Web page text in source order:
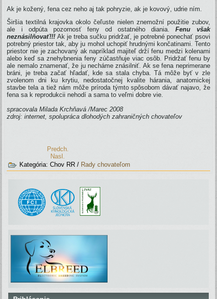
Ak je kožený, fena cez neho aj tak pohryzie, ak je kovový, udrie ním.
Širšia textilná krajovka okolo čeľuste nielen znemožní použitie zubov,
ale i odpúta pozornosť feny od ostatného diania.Fenu však
neznásilňovať!!! Ak je treba sučku pridržať, je potrebné ponechať psovi
potrebný priestor tak, aby ju mohol uchopiť hrudnými končatinami. Tento
priestor nie je zachovaný ak napríklad majiteľ drží fenu medzi kolenami
alebo keď sa znehybnenia feny zúčastňuje viac osôb. Pridržať fenu by
ale nemalo znamenať, že ju necháme znásilniť. Ak se fena neprimerane
bráni, je treba začať hľadať, kde sa stala chyba. Tá môže byť v zle
zvolenom dni ku krytiu, nedostatočnej kvalite hárania, anatomickej
stavbe tela a tiež nám môže príroda týmto spôsobom dávať najavo, že
fena sa k reprodukcii nehodí a sama to veľmi dobre vie.
spracovala Milada Krchňavá /Marec 2008
zdroj: internet, spolupráca dlohodých zahraničných chovateľov
Predch.
Nasl.
Kategória:Chov RR / Rady chovateľom